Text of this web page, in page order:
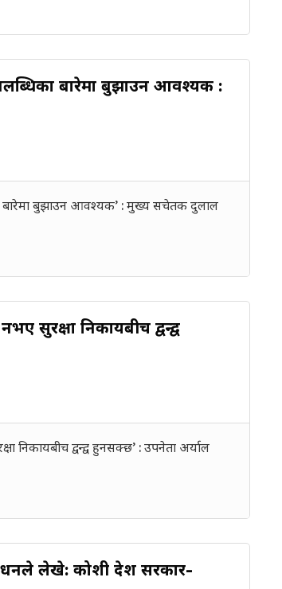
बारेमा बुझाउन आवश्यक :
बारेमा बुझाउन आवश्यक’ : मुख्य सचेतक दुलाल
सुरक्षा निकायबीच द्वन्द्व
निकायबीच द्वन्द्व हुनसक्छ’ : उपनेता अर्याल
लेखे: कोशी प्रदेश सरकार-